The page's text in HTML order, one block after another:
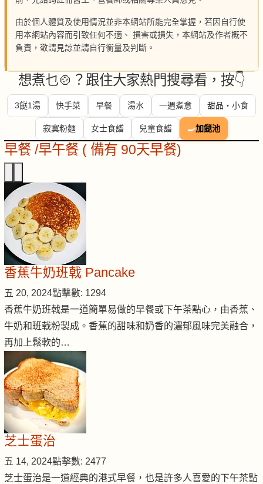
由於個人體質及使用情況並非本網站所能完全掌握，若因自行使
用本網站內容而引致任何不適、 損害或損失，本網站及作者概不
負責，敬請見諒並請自行衡量及判斷。
想煮乜🍲？跟住大家熱門搜尋看，按👇
3餸1湯 快手菜 早餐 湯水 一週煮意 甜品・小食
寂寞粉麵 女士食譜 兒童食譜 🍳加餸池
早餐 /早午餐 ( 備有 90天早餐)
香蕉牛奶班戟 Pancake
五 20, 2024點擊數: 1294
香蕉牛奶班戟是一道簡單易做的早餐或下午茶點心，由香蕉、
牛奶和班戟粉製成。香蕉的甜味和奶香的濃郁風味完美融合，
再加上鬆軟的…
芝士蛋治
五 14, 2024點擊數: 2477
芝士蛋治是一道經典的港式早餐，也是許多人喜愛的下午茶點